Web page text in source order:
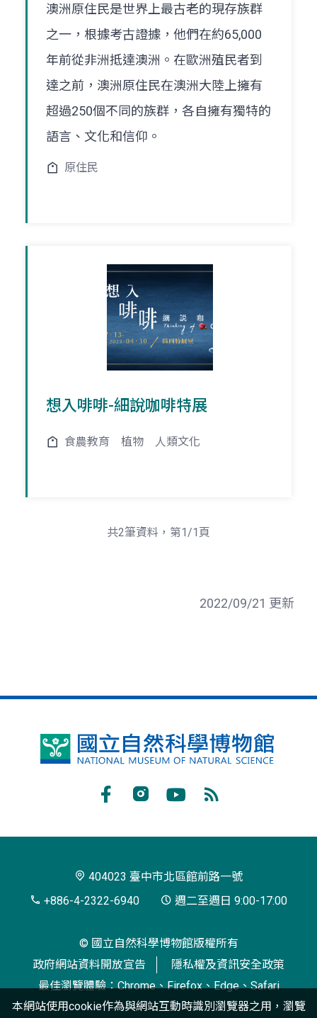
澳洲原住民是世界上最古老的現存族群
之一，根據考古證據，他們在約65,000
年前從非洲抵達澳洲。在歐洲殖民者到
達之前，澳洲原住民在澳洲大陸上擁有
超過250個不同的族群，各自擁有獨特的
語言、文化和信仰。
原住民
想入啡啡-細說咖啡特展
食農教育 植物 人類文化
共2筆資料，第1/1頁
2022/09/21 更新
國
博
閱
404023 臺中市北區館前路一號
+886-4-2322-6940
週二至週日 9:00-17:00
© 國立自然科學博物館版權所有
政府網站資料開放宣告
隱私權及資訊安全政策
最佳瀏覽體驗：Chrome、Firefox、Edge、Safari
本網站使用cookie作為與網站互動時識別瀏覽器之用，瀏覽